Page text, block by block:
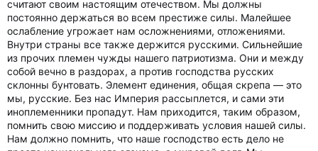
считают своим настоящим отечеством. Мы должны
постоянно держаться во всем престиже силы. Малейшее
ослабление угрожает нам осложнениями, отложениями.
Внутри страны все также держится русскими. Сильнейшие
из прочих племен чужды нашего патриотизма. Они и между
собой вечно в раздорах, а против господства русских
склонны бунтовать. Элемент единения, общая скрепа — это
мы, русские. Без нас Империя рассыплется, и сами эти
иноплеменники пропадут. Нам приходится, таким образом,
помнить свою миссию и поддерживать условия нашей силы.
Нам должно помнить, что наше господство есть дело не